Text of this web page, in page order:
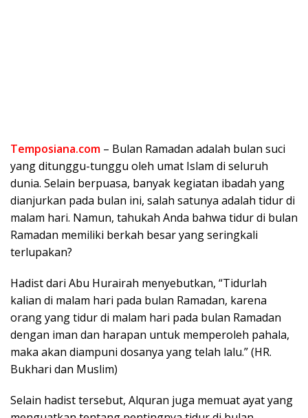
Temposiana.com – Bulan Ramadan adalah bulan suci
yang ditunggu-tunggu oleh umat Islam di seluruh
dunia. Selain berpuasa, banyak kegiatan ibadah yang
dianjurkan pada bulan ini, salah satunya adalah tidur di
malam hari. Namun, tahukah Anda bahwa tidur di bulan
Ramadan memiliki berkah besar yang seringkali
terlupakan?
Hadist dari Abu Hurairah menyebutkan, “Tidurlah
kalian di malam hari pada bulan Ramadan, karena
orang yang tidur di malam hari pada bulan Ramadan
dengan iman dan harapan untuk memperoleh pahala,
maka akan diampuni dosanya yang telah lalu.” (HR.
Bukhari dan Muslim)
Selain hadist tersebut, Alquran juga memuat ayat yang